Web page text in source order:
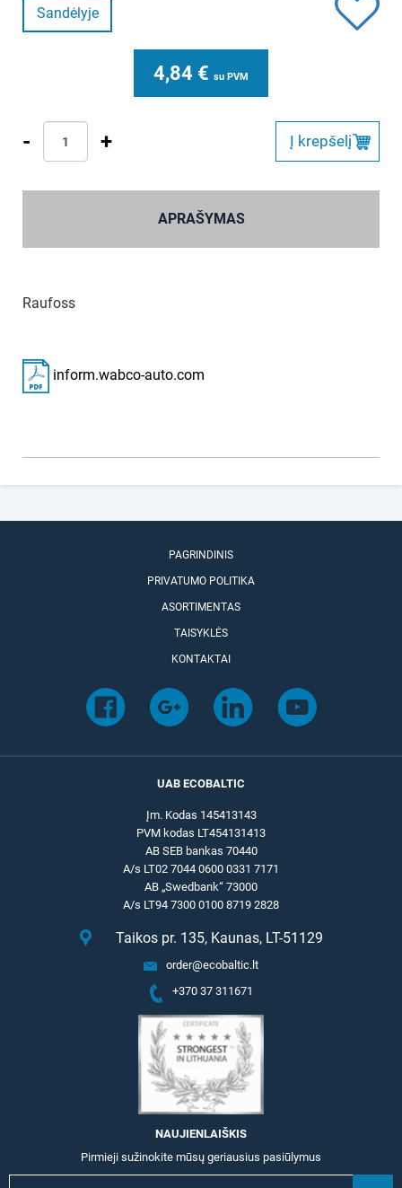
Sandėlyje
4,84 € su PVM
- + Į krepšelį
APRAŠYMAS
Raufoss
inform.wabco-auto.com
PAGRINDINIS
PRIVATUMO POLITIKA
ASORTIMENTAS
TAISYKLĖS
KONTAKTAI
UAB ECOBALTIC
Įm. Kodas 145413143
PVM kodas LT454131413
AB SEB bankas 70440
A/s LT02 7044 0600 0331 7171
AB „Swedbank“ 73000
A/s LT94 7300 0100 8719 2828
Taikos pr. 135, Kaunas, LT-51129
order@ecobaltic.lt
+370 37 311671
NAUJIENLAIŠKIS
Pirmieji sužinokite mūsų geriausius pasiūlymus